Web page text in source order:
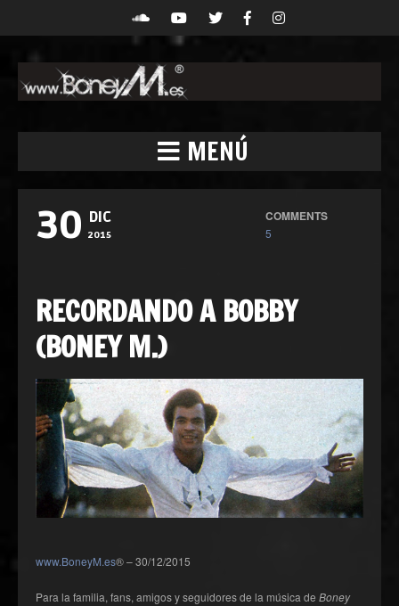
MENÚ
30 DIC
2015
COMMENTS
5
RECORDANDO A BOBBY
(BONEY M.)
www.BoneyM.es® – 30/12/2015
Para la familia, fans, amigos y seguidores de la música de Boney